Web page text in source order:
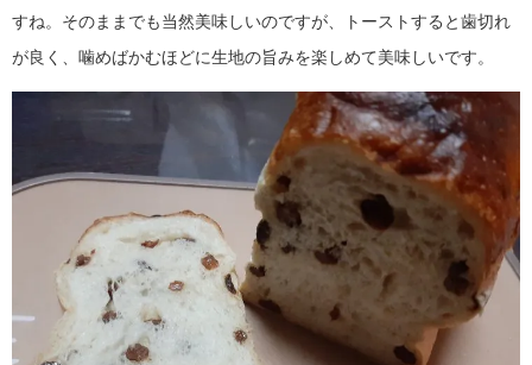
すね。そのままでも当然美味しいのですが、 トーストすると 歯切れ
が良く、 噛めばかむほどに生地の旨みを楽しめて美味しいです。